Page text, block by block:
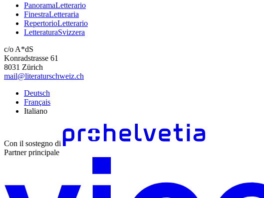
PanoramaLetterario
FinestraLetteraria
RepertorioLetterario
LetteraturaSvizzera
c/o A*dS
Konradstrasse 61
8031 Zürich
mail@literaturschweiz.ch
Deutsch
Français
Italiano
Con il sostegno di
Partner principale